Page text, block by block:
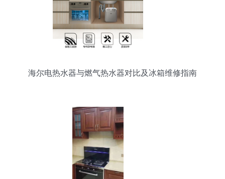
海尔电热水器与燃气热水器对比及冰箱维修指南